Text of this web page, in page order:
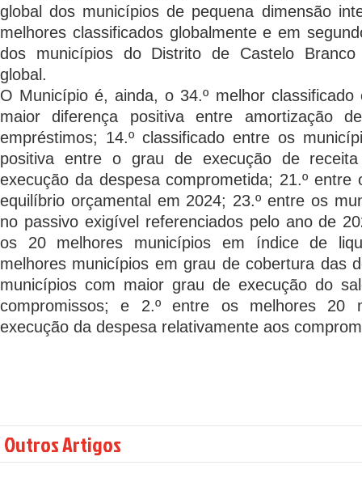
global dos municípios de pequena dimensão
melhores classificados globalmente e em
dos municípios do Distrito de Castelo
global.
O Município é, ainda, o 34.º melhor
maior diferença positiva entre amortização
empréstimos; 14.º classificado entre os
positiva entre o grau de execução de
execução da despesa comprometida; 21.º entre
equilíbrio orçamental em 2024; 23.º entre os
no passivo exigível referenciados pelo ano de
os 20 melhores municípios em índice de
melhores municípios em grau de cobertura das
municípios com maior grau de execução do
compromissos; e 2.º entre os melhores 20
execução da despesa relativamente aos
Outros Artigos